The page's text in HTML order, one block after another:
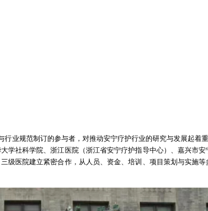
规范制订的参与者，对推动安宁疗护行业的研究与发展起着
社科学院、浙江医院（浙江省安宁疗护指导中心）、嘉兴市安
医院建立紧密合作，从人员、资金、培训、项目策划与实施